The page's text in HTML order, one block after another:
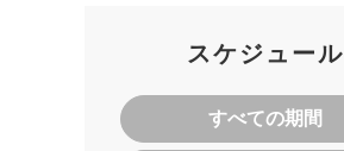
スケジュール
すべての期間